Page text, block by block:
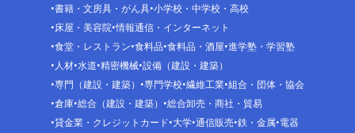
書籍・文房具・がん具 小学校・中学校・高校
床屋・美容院 情報通信・インターネット
食堂・レストラン 食料品 食料品・酒屋 進学塾・学習塾
人材 水道 精密機械 設備（建設・建築）
専門（建設・建築）
専門学校 繊維工業 組合・団体・協会
倉庫 総合（建設・建築）
総合卸売・商社・貿易
貸金業・クレジットカード 大学 通信販売 鉄・金属 電器